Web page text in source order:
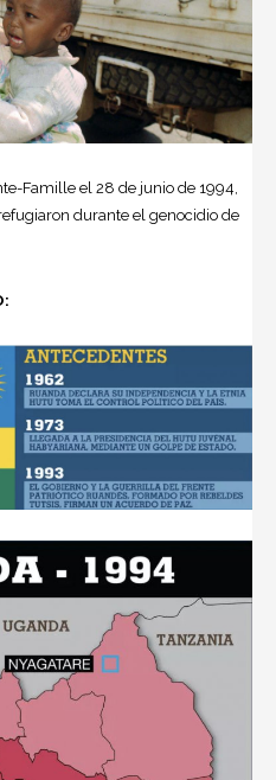
Famille el 28 de junio de 1994,
durante el genocidio de